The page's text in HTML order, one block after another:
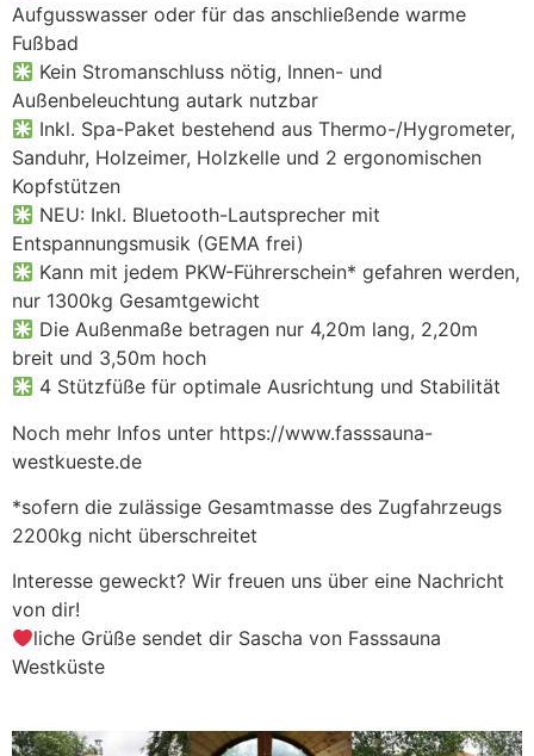
Aufgusswasser oder für das anschließende warme
Fußbad
Kein Stromanschluss nötig, Innen- und
Außenbeleuchtung autark nutzbar
Inkl. Spa-Paket bestehend aus Thermo-/Hygrometer,
Sanduhr, Holzeimer, Holzkelle und 2 ergonomischen
Kopfstützen
NEU: Inkl. Bluetooth-Lautsprecher mit
Entspannungsmusik (GEMA frei)
Kann mit jedem PKW-Führerschein* gefahren werden,
nur 1300kg Gesamtgewicht
Die Außenmaße betragen nur 4,20m lang, 2,20m
breit und 3,50m hoch
4 Stützfüße für optimale Ausrichtung und Stabilität
Noch mehr Infos unter https://www.fasssauna-
westkueste.de
*sofern die zulässige Gesamtmasse des Zugfahrzeugs
2200kg nicht überschreitet
Interesse geweckt? Wir freuen uns über eine Nachricht
von dir!
liche Grüße sendet dir Sascha von Fasssauna
Westküste